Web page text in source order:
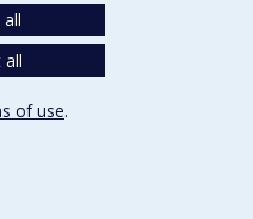
all
of use.